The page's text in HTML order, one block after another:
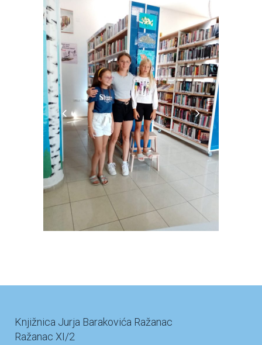
Knjižnica Jurja Barakovića Ražanac
Ražanac XI/2